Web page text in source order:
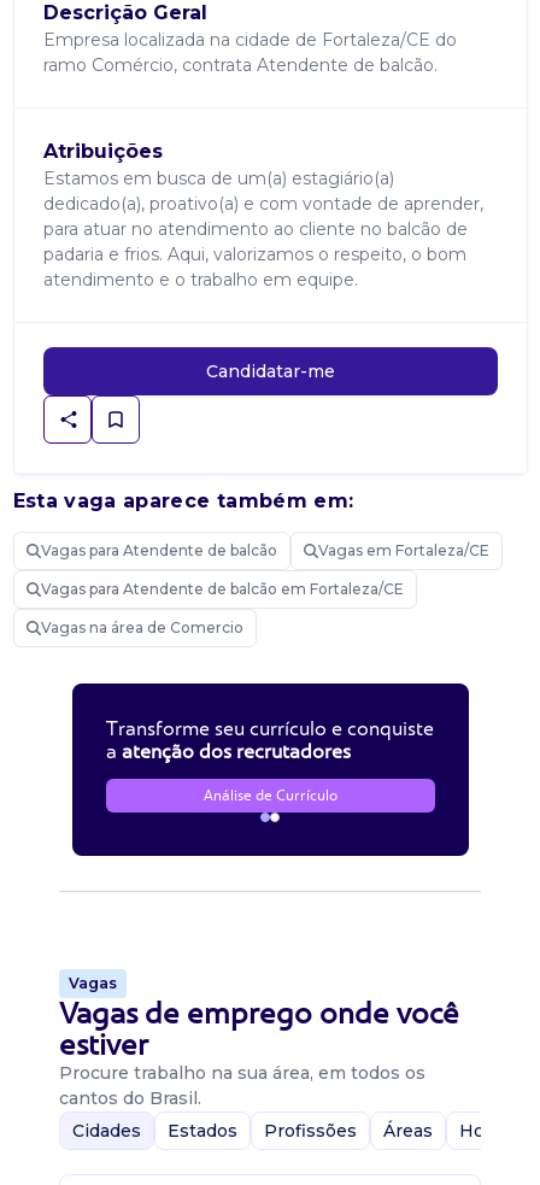
Descrição Geral
Empresa localizada na cidade de Fortaleza/CE do
ramo Comércio, contrata Atendente de balcão.
Atribuições
Estamos em busca de um(a) estagiário(a)
dedicado(a), proativo(a) e com vontade de aprender,
para atuar no atendimento ao cliente no balcão de
padaria e frios. Aqui, valorizamos o respeito, o bom
atendimento e o trabalho em equipe.
Candidatar-me
Esta vaga aparece também em:
Vagas para Atendente de balcão Vagas em Fortaleza/CE
Vagas para Atendente de balcão em Fortaleza/CE
Vagas na área de Comercio
Transforme seu currículo e conquiste
a atenção dos recrutadores
Análise de Currículo
Vagas
Vagas de emprego onde você
estiver
Procure trabalho na sua área, em todos os
cantos do Brasil.
Cidades
Estados Profissões Áreas Home-